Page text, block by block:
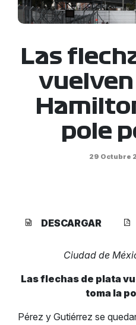
Las
vuelven
pole
29 Octubre
DESCARGAR
Ciudad de
Las flechas de plata
toma la
Pérez y Gutiérrez se